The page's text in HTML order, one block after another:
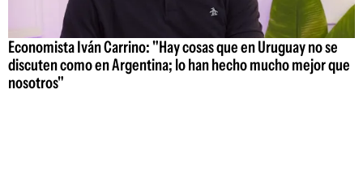
Economista Iván Carrino: "Hay cosas que en Uruguay no se
discuten como en Argentina; lo han hecho mucho mejor que
nosotros"